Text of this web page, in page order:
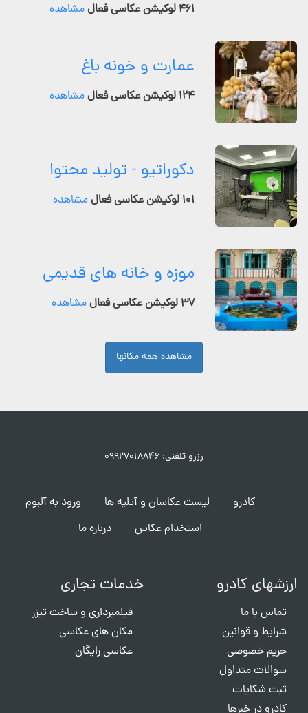
۴۶۱ لوکیشن عکاسی فعال مشاهده
عمارت و خونه باغ
۱۲۴ لوکیشن عکاسی فعال مشاهده
دکوراتیو - تولید محتوا
۱۰۱ لوکیشن عکاسی فعال مشاهده
موزه و خانه های قدیمی
۳۷ لوکیشن عکاسی فعال مشاهده
مشاهده همه مکانها
رزرو تلفنی: ۰۹۹۲۷۰۱۸۸۴۶
کادرو لیست عکاسان و آتلیه ها
ورود به آلبوم
استخدام عکاس
درباره ما
ارزشهای کادرو
تماس با ما
شرایط و قوانین
حریم خصوصی
سوالات متداول
ثبت شکایات
کادرو در خبرها
خدمات تجاری
فیلمبرداری و ساخت تیزر
مکان های عکاسی
عکاسی رایگان